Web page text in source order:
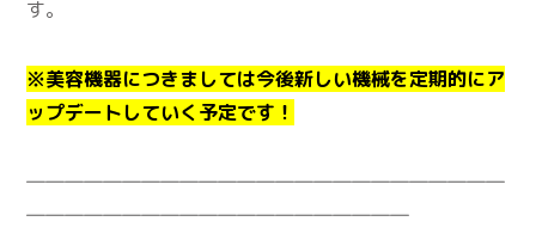
す。
※美容機器につきましては今後新しい機械を定期的にア
ップデートしていく予定です！
―――――――――――――――――――――――――
――――――――――――――――――――